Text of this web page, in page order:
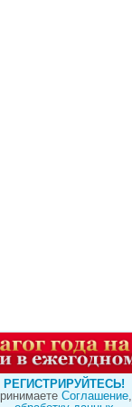
РЕГИСТРИРУЙТЕСЬ!
Cоглашение,